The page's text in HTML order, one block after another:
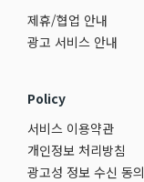
제휴/협업 안내
광고 서비스 안내
Policy
서비스 이용약관
개인정보 처리방침
광고성 정보 수신 동의